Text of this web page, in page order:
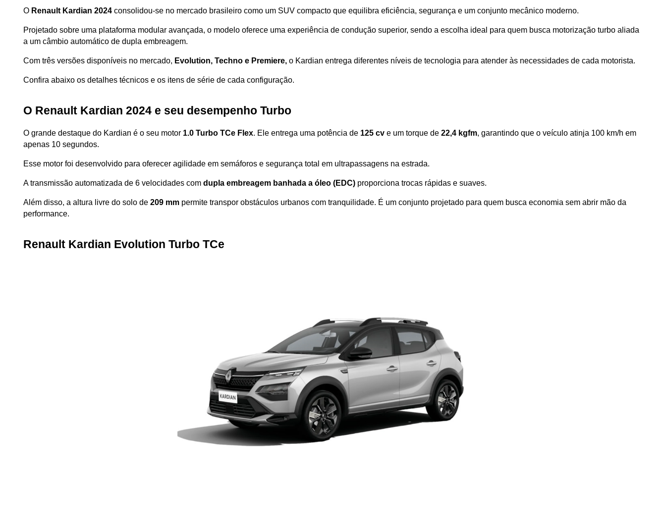
O Renault Kardian 2024 consolidou-se no mercado brasileiro como um SUV compacto que equilibra eficiência, segurança e um conjunto mecânico moderno.
Projetado sobre uma plataforma modular avançada, o modelo oferece uma experiência de condução superior, sendo a escolha ideal para quem busca motorização turbo aliada
a um câmbio automático de dupla embreagem.
Com três versões disponíveis no mercado, Evolution, Techno e Premiere, o Kardian entrega diferentes níveis de tecnologia para atender às necessidades de cada motorista.
Confira abaixo os detalhes técnicos e os itens de série de cada configuração.
O Renault Kardian 2024 e seu desempenho Turbo
O grande destaque do Kardian é o seu motor 1.0 Turbo TCe Flex. Ele entrega uma potência de 125 cv e um torque de 22,4 kgfm, garantindo que o veículo atinja 100 km/h em
apenas 10 segundos.
Esse motor foi desenvolvido para oferecer agilidade em semáforos e segurança total em ultrapassagens na estrada.
A transmissão automatizada de 6 velocidades com dupla embreagem banhada a óleo (EDC) proporciona trocas rápidas e suaves.
Além disso, a altura livre do solo de 209 mm permite transpor obstáculos urbanos com tranquilidade. É um conjunto projetado para quem busca economia sem abrir mão da
performance.
Renault Kardian Evolution Turbo TCe